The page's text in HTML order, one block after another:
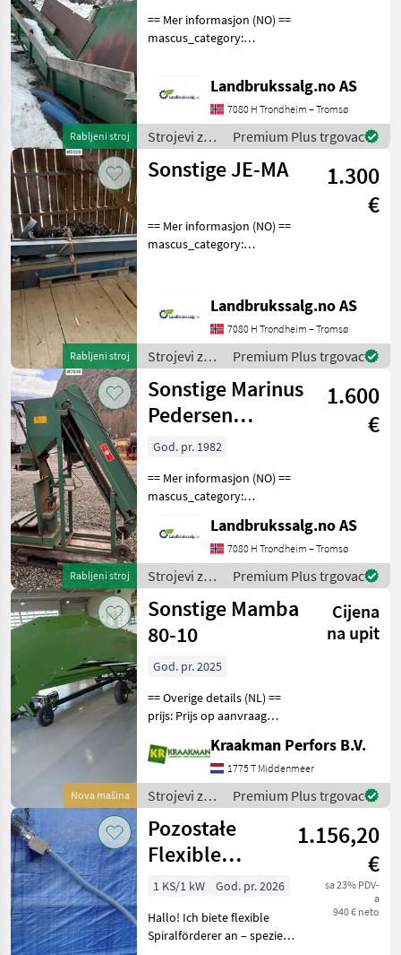
Rabljeni stroj
== Mer informasjon (NO) ==
mascus_category:
Please provide reference
number upon request: 8195
See en.landbrukssalg.no
Landbrukssalg.no AS
7080 H Trondheim – Tromsø
Strojevi za
transport /
Sonstige
Premium Plus trgovac
Rabljeni stroj
Sonstige JE-MA
1.300
€
== Mer informasjon (NO) ==
mascus_category:
provide reference number
upon request: 8020 See
en.landbrukssalg.no/8020
fo
Landbrukssalg.no AS
7080 H Trondheim – Tromsø
Strojevi za
transport /
Sonstige
Premium Plus trgovac
Rabljeni stroj
Sonstige Marinus
Pedersen
Potetvekt
1.600
€
God. pr. 1982
== Mer informasjon (NO) ==
mascus_category:
merke: Marinus Pedersen
Please provide reference
number upon request: 7588
See en.landbrukssalg
Landbrukssalg.no AS
7080 H Trondheim – Tromsø
Strojevi za
transport /
Sonstige
Premium Plus trgovac
Nova mašina
Sonstige Mamba
80-10
Cijena
na upit
God. pr. 2025
== Overige details (NL) ==
prijs: Prijs op aanvraag
AVR Type Mamba 80-10
Omschrijving : De AVR
Mamba-transportband is
voor vele werk
Kraakman Perfors B.V.
1775 T Middenmeer
Strojevi za
transport /
Sonstige
Premium Plus trgovac
Pozostałe
Flexible
Spiralförderer,
4–12 m, 500–
5000 kg/h
1.156,20
€
sa 23% PDV-
a
940 € neto
1 KS/1 kW
God. pr. 2026
Hallo! Ich biete flexible
Spiralförderer an – speziell